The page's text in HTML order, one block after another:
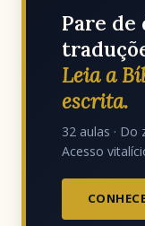
Pare de
Leia a
escrita.
32 aulas ·
Acesso